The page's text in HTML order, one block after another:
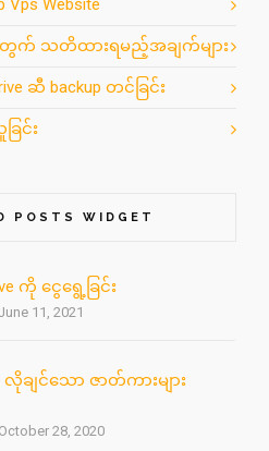
Vps Website
အတွက် သတိထားရမည့်အချက်များ
ဆီ backup တင်ခြင်း
ြင်း
POSTS WIDGET
ကို ငွေရွေ့ခြင်း
11, 2021
လိုချင်သော ဇာတ်ကားများ
28, 2020